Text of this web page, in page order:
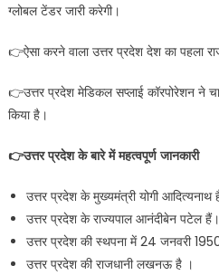
ग्लोबल टेंडर जारी करेगी।
👉ऐसा करने वाला उत्तर प्रदेश देश का पहला
👉उत्तर प्रदेश मेडिकल सप्लाई कॉरपोरेशन ने
किया है।
👉उत्तर प्रदेश के बारे में महत्वपूर्ण जानकारी
उत्तर प्रदेश के मुख्यमंत्री योगी आदित्यनाथ
उत्तर प्रदेश के राज्यपाल आनंदीबेन पटेल हैं।
उत्तर प्रदेश की स्थपना में 24 जनवरी
उत्तर प्रदेश की राजधानी लखनऊ है ।